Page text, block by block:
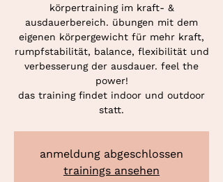
körpertraining im kraft- &
ausdauerbereich. übungen mit dem
eigenen körpergewicht für mehr kraft,
rumpfstabilität, balance, flexibilität und
verbesserung der ausdauer. feel the
power!
das training findet indoor und outdoor
statt.
anmeldung abgeschlossen
trainings ansehen